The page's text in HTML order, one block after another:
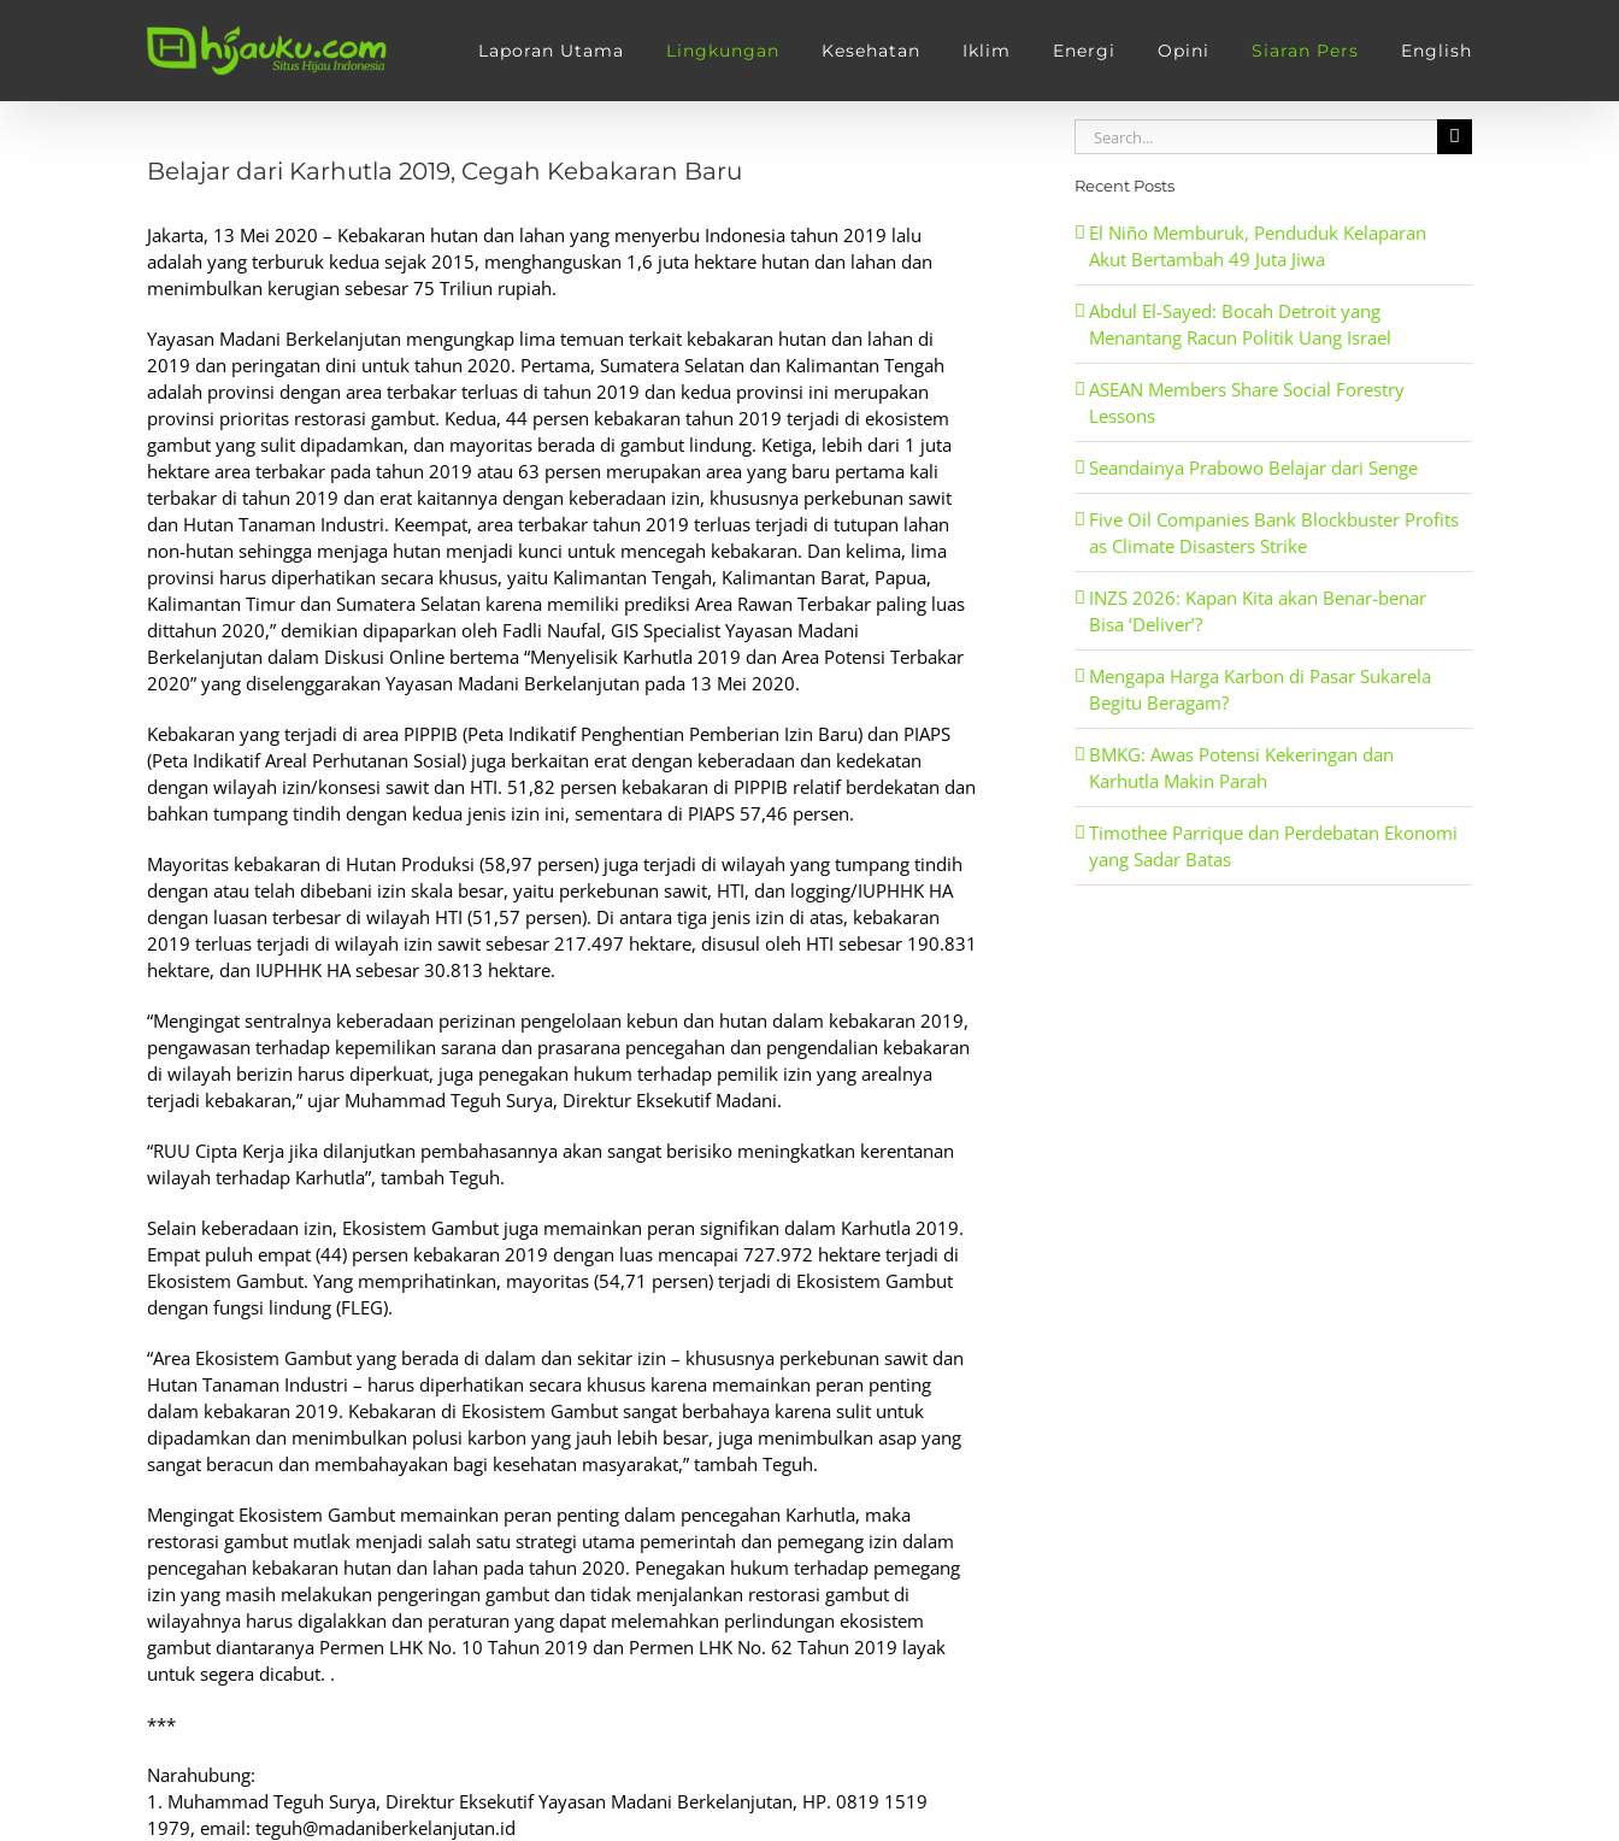
Laporan Utama Lingkungan Kesehatan Iklim Energi Opini Siaran Pers English
Larger
Image
Belajar dari Karhutla 2019, Cegah Kebakaran Baru
Jakarta, 13 Mei 2020 – Kebakaran hutan dan lahan yang menyerbu Indonesia tahun 2019 lalu
adalah yang terburuk kedua sejak 2015, menghanguskan 1,6 juta hektare hutan dan lahan dan
menimbulkan kerugian sebesar 75 Triliun rupiah.
Yayasan Madani Berkelanjutan mengungkap lima temuan terkait kebakaran hutan dan lahan di
2019 dan peringatan dini untuk tahun 2020. Pertama, Sumatera Selatan dan Kalimantan Tengah
adalah provinsi dengan area terbakar terluas di tahun 2019 dan kedua provinsi ini merupakan
provinsi prioritas restorasi gambut. Kedua, 44 persen kebakaran tahun 2019 terjadi di ekosistem
gambut yang sulit dipadamkan, dan mayoritas berada di gambut lindung. Ketiga, lebih dari 1 juta
hektare area terbakar pada tahun 2019 atau 63 persen merupakan area yang baru pertama kali
terbakar di tahun 2019 dan erat kaitannya dengan keberadaan izin, khususnya perkebunan sawit
dan Hutan Tanaman Industri. Keempat, area terbakar tahun 2019 terluas terjadi di tutupan lahan
non-hutan sehingga menjaga hutan menjadi kunci untuk mencegah kebakaran. Dan kelima, lima
provinsi harus diperhatikan secara khusus, yaitu Kalimantan Tengah, Kalimantan Barat, Papua,
Kalimantan Timur dan Sumatera Selatan karena memiliki prediksi Area Rawan Terbakar paling luas
dittahun 2020,” demikian dipaparkan oleh Fadli Naufal, GIS Specialist Yayasan Madani
Berkelanjutan dalam Diskusi Online bertema “Menyelisik Karhutla 2019 dan Area Potensi Terbakar
2020” yang diselenggarakan Yayasan Madani Berkelanjutan pada 13 Mei 2020.
Kebakaran yang terjadi di area PIPPIB (Peta Indikatif Penghentian Pemberian Izin Baru) dan PIAPS
(Peta Indikatif Areal Perhutanan Sosial) juga berkaitan erat dengan keberadaan dan kedekatan
dengan wilayah izin/konsesi sawit dan HTI. 51,82 persen kebakaran di PIPPIB relatif berdekatan dan
bahkan tumpang tindih dengan kedua jenis izin ini, sementara di PIAPS 57,46 persen.
Mayoritas kebakaran di Hutan Produksi (58,97 persen) juga terjadi di wilayah yang tumpang tindih
dengan atau telah dibebani izin skala besar, yaitu perkebunan sawit, HTI, dan logging/IUPHHK HA
dengan luasan terbesar di wilayah HTI (51,57 persen). Di antara tiga jenis izin di atas, kebakaran
2019 terluas terjadi di wilayah izin sawit sebesar 217.497 hektare, disusul oleh HTI sebesar 190.831
hektare, dan IUPHHK HA sebesar 30.813 hektare.
“Mengingat sentralnya keberadaan perizinan pengelolaan kebun dan hutan dalam kebakaran 2019,
pengawasan terhadap kepemilikan sarana dan prasarana pencegahan dan pengendalian kebakaran
di wilayah berizin harus diperkuat, juga penegakan hukum terhadap pemilik izin yang arealnya
terjadi kebakaran,” ujar Muhammad Teguh Surya, Direktur Eksekutif Madani.
“RUU Cipta Kerja jika dilanjutkan pembahasannya akan sangat berisiko meningkatkan kerentanan
wilayah terhadap Karhutla”, tambah Teguh.
Selain keberadaan izin, Ekosistem Gambut juga memainkan peran signifikan dalam Karhutla 2019.
Empat puluh empat (44) persen kebakaran 2019 dengan luas mencapai 727.972 hektare terjadi di
Ekosistem Gambut. Yang memprihatinkan, mayoritas (54,71 persen) terjadi di Ekosistem Gambut
dengan fungsi lindung (FLEG).
“Area Ekosistem Gambut yang berada di dalam dan sekitar izin – khususnya perkebunan sawit dan
Hutan Tanaman Industri – harus diperhatikan secara khusus karena memainkan peran penting
dalam kebakaran 2019. Kebakaran di Ekosistem Gambut sangat berbahaya karena sulit untuk
dipadamkan dan menimbulkan polusi karbon yang jauh lebih besar, juga menimbulkan asap yang
sangat beracun dan membahayakan bagi kesehatan masyarakat,” tambah Teguh.
Mengingat Ekosistem Gambut memainkan peran penting dalam pencegahan Karhutla, maka
restorasi gambut mutlak menjadi salah satu strategi utama pemerintah dan pemegang izin dalam
pencegahan kebakaran hutan dan lahan pada tahun 2020. Penegakan hukum terhadap pemegang
izin yang masih melakukan pengeringan gambut dan tidak menjalankan restorasi gambut di
wilayahnya harus digalakkan dan peraturan yang dapat melemahkan perlindungan ekosistem
gambut diantaranya Permen LHK No. 10 Tahun 2019 dan Permen LHK No. 62 Tahun 2019 layak
untuk segera dicabut. .
***
Narahubung:
1. Muhammad Teguh Surya, Direktur Eksekutif Yayasan Madani Berkelanjutan, HP. 0819 1519
1979, email: teguh@madaniberkelanjutan.id
Search
for:
Recent Posts
El Niño Memburuk, Penduduk Kelaparan
Akut Bertambah 49 Juta Jiwa
Abdul El-Sayed: Bocah Detroit yang
Menantang Racun Politik Uang Israel
ASEAN Members Share Social Forestry
Lessons
Seandainya Prabowo Belajar dari Senge
Five Oil Companies Bank Blockbuster Profits
as Climate Disasters Strike
INZS 2026: Kapan Kita akan Benar-benar
Bisa ‘Deliver’?
Mengapa Harga Karbon di Pasar Sukarela
Begitu Beragam?
BMKG: Awas Potensi Kekeringan dan
Karhutla Makin Parah
Timothee Parrique dan Perdebatan Ekonomi
yang Sadar Batas